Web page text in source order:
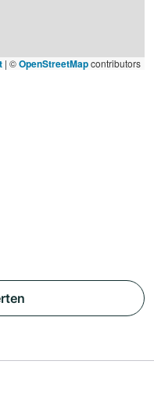
| ©OpenStreetMapcontributors